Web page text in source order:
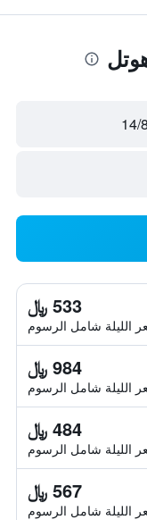
533 ﷼
الليلة شامل الرسوم
984 ﷼
الليلة شامل الرسوم
484 ﷼
الليلة شامل الرسوم
567 ﷼
الليلة شامل الرسوم